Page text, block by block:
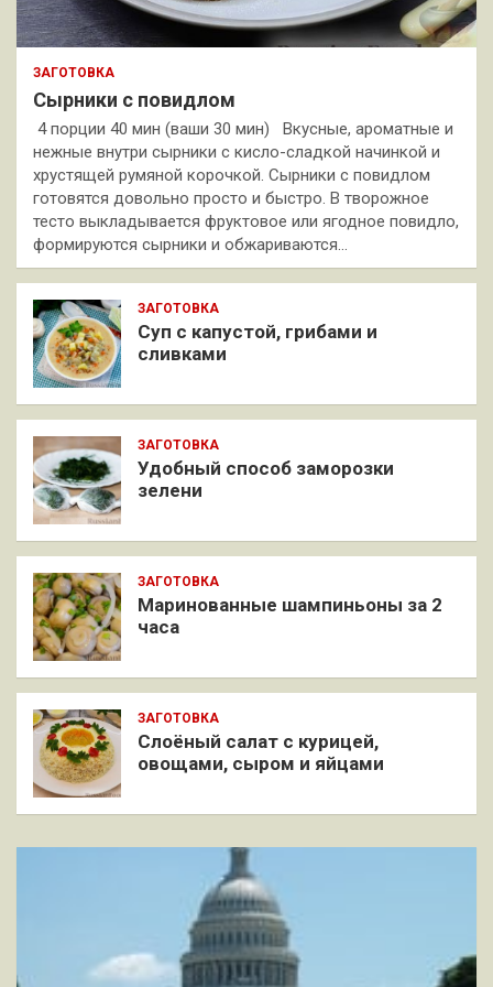
ЗАГОТОВКА
Сырники с повидлом
4 порции 40 мин (ваши 30 мин) Вкусные, ароматные и
нежные внутри сырники с кисло-сладкой начинкой и
хрустящей румяной корочкой. Сырники с повидлом
готовятся довольно просто и быстро. В творожное
тесто выкладывается фруктовое или ягодное повидло,
формируются сырники и обжариваются…
ЗАГОТОВКА
Суп с капустой, грибами и
сливками
ЗАГОТОВКА
Удобный способ заморозки
зелени
ЗАГОТОВКА
Маринованные шампиньоны за 2
часа
ЗАГОТОВКА
Слоёный салат с курицей,
овощами, сыром и яйцами